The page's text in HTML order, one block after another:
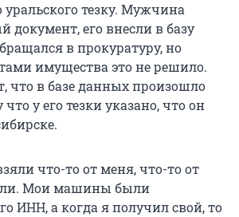
уральского тезку. Мужчина
его внесли в базу
в прокуратуру, но
имущества это не решило.
что в базе данных произошло
у его тезки указано, что он
что-то от меня, что-то от
Мои машины были
ИНН, а когда я получил свой, то